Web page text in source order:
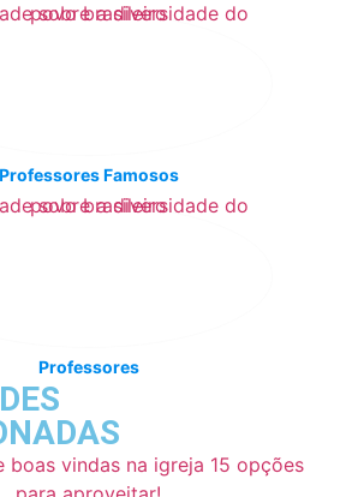
Professores Famosos
Professores